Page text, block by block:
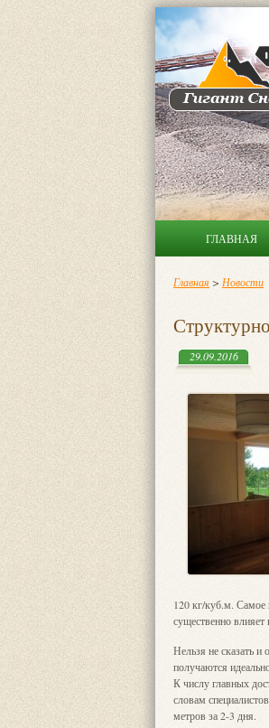
ГЛАВНАЯ
Главная > Новости
29.09.2016
120 кг/куб.м. Самое
существенно влияет
Нельзя не сказать и
получаются
К числу главных
словам
метров за 2-3 дня.